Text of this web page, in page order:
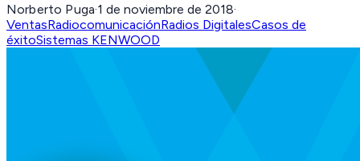
Norberto Puga·1 de noviembre de 2018·
VentasRadiocomunicaciónRadios DigitalesCasos de
éxitoSistemas KENWOOD